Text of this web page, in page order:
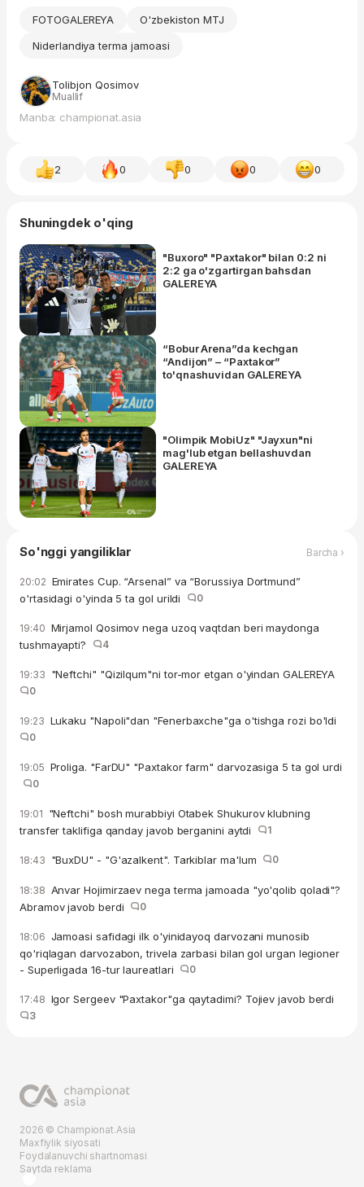
FOTOGALEREYA
O'zbekiston MTJ
Niderlandiya terma jamoasi
Tolibjon Qosimov
Muallif
Manba: championat.asia
2 0 0 0 0
Shuningdek o'qing
"Buxoro" "Paxtakor" bilan 0:2 ni
2:2 ga o'zgartirgan bahsdan
GALEREYA
“Bobur Arena”da kechgan
“Andijon” – “Paxtakor”
to'qnashuvidan GALEREYA
"Olimpik MobiUz" "Jayxun"ni
mag'lub etgan bellashuvdan
GALEREYA
So'nggi yangiliklar Barcha ›
20:02 Emirates Cup. “Arsenal” va “Borussiya Dortmund”
o'rtasidagi o'yinda 5 ta gol urildi
0
19:40 Mirjamol Qosimov nega uzoq vaqtdan beri maydonga
tushmayapti?
4
19:33 "Neftchi" "Qizilqum"ni tor-mor etgan o'yindan GALEREYA
0
19:23 Lukaku "Napoli"dan "Fenerbaxche"ga o'tishga rozi bo'ldi
0
19:05 Proliga. "FarDU" "Paxtakor farm" darvozasiga 5 ta gol urdi
0
19:01 "Neftchi" bosh murabbiyi Otabek Shukurov klubning
transfer taklifiga qanday javob berganini aytdi
1
18:43 "BuxDU" - "G'azalkent". Tarkiblar ma'lum 0
18:38 Anvar Hojimirzaev nega terma jamoada "yo'qolib qoladi"?
Abramov javob berdi
0
18:06 Jamoasi safidagi ilk o'yinidayoq darvozani munosib
qo'riqlagan darvozabon, trivela zarbasi bilan gol urgan legioner
- Superligada 16-tur laureatlari
0
17:48 Igor Sergeev "Paxtakor"ga qaytadimi? Tojiev javob berdi
3
2026 © Championat.Asia
Maxfiylik siyosati
Foydalanuvchi shartnomasi
Saytda reklama